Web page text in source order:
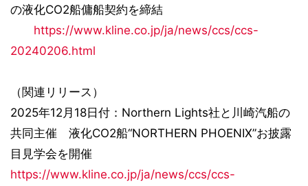
の液化CO2船傭船契約を締結
https://www.kline.co.jp/ja/news/ccs/ccs-
20240206.html
（関連リリース）
2025年12月18日付：Northern Lights社と川崎汽船の
共同主催 液化CO2船“NORTHERN PHOENIX”お披露
目見学会を開催
https://www.kline.co.jp/ja/news/ccs/ccs-